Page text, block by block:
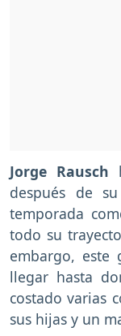
Jorge Rausch
después de
temporada
todo su
embargo, este
llegar hasta
costado varias
sus hijas y un